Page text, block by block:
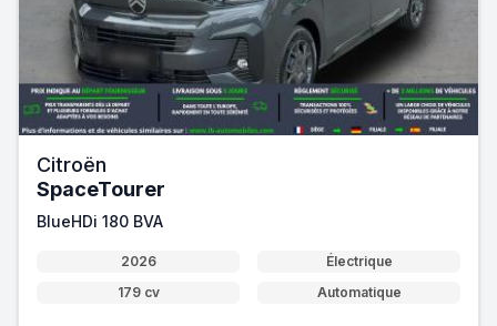
Citroën
SpaceTourer
BlueHDi 180 BVA
2026
Électrique
179 cv
Automatique